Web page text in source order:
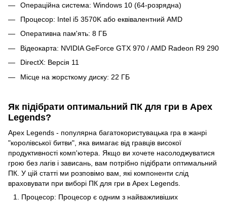
Операційна система: Windows 10 (64-розрядна)
Процесор: Intel i5 3570K або еквівалентний AMD
Оперативна пам'ять: 8 ГБ
Відеокарта: NVIDIA GeForce GTX 970 / AMD Radeon R9 290
DirectX: Версія 11
Місце на жорсткому диску: 22 ГБ
Як підібрати оптимальний ПК для гри в Apex
Legends?
Apex Legends - популярна багатокористувацька гра в жанрі
"королівської битви", яка вимагає від гравців високої
продуктивності комп'ютера. Якщо ви хочете насолоджуватися
грою без лагів і зависань, вам потрібно підібрати оптимальний
ПК. У цій статті ми розповімо вам, які компоненти слід
враховувати при виборі ПК для гри в Apex Legends.
Процесор: Процесор є одним з найважливіших